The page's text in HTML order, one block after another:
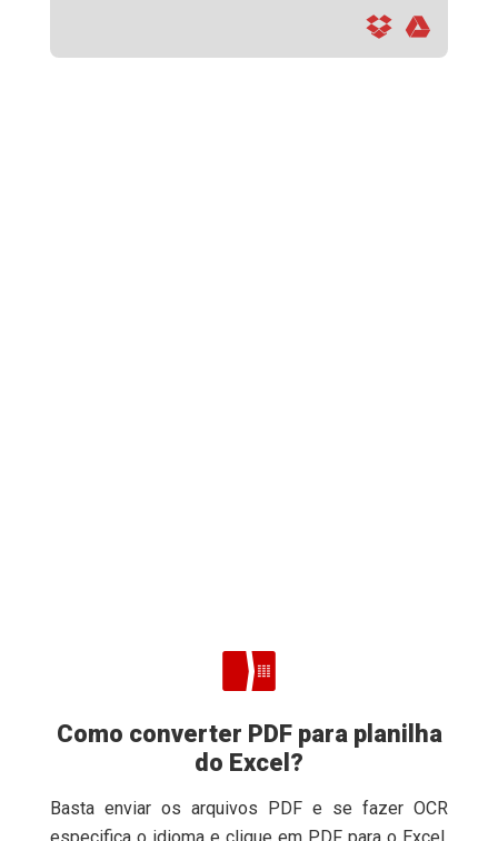
Como converter PDF para planilha
do Excel?
Basta enviar os arquivos PDF e se fazer OCR